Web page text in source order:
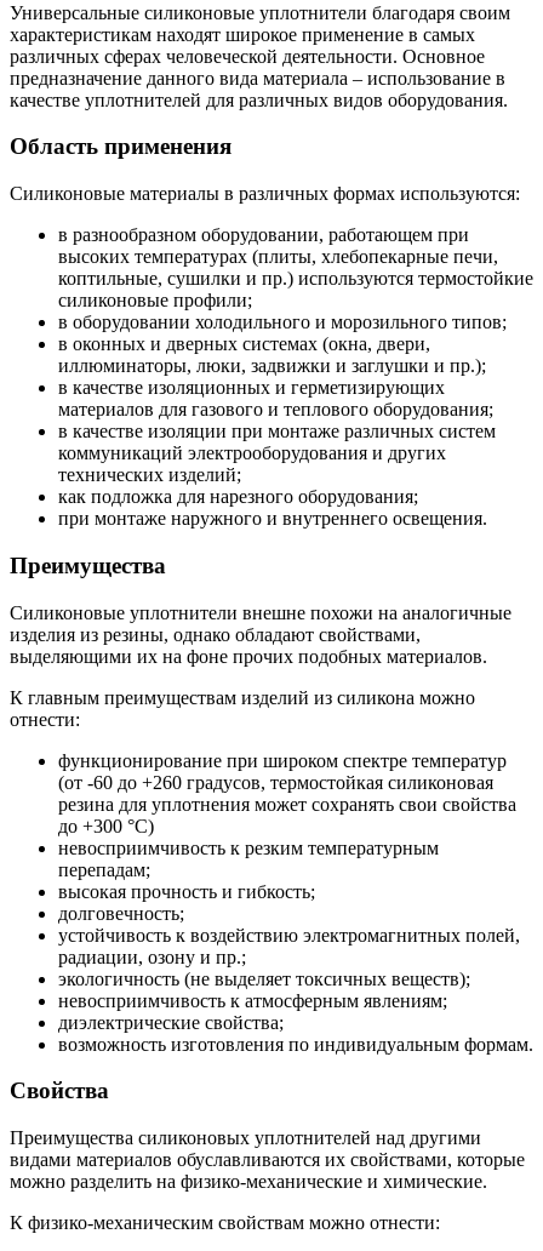
Универсальные силиконовые уплотнители благодаря своим
характеристикам находят широкое применение в самых
различных сферах человеческой деятельности. Основное
предназначение данного вида материала – использование в
качестве уплотнителей для различных видов оборудования.
Область применения
Силиконовые материалы в различных формах используются:
в разнообразном оборудовании, работающем при
высоких температурах (плиты, хлебопекарные печи,
коптильные, сушилки и пр.) используются термостойкие
силиконовые профили;
в оборудовании холодильного и морозильного типов;
в оконных и дверных системах (окна, двери,
иллюминаторы, люки, задвижки и заглушки и пр.);
в качестве изоляционных и герметизирующих
материалов для газового и теплового оборудования;
в качестве изоляции при монтаже различных систем
коммуникаций электрооборудования и других
технических изделий;
как подложка для нарезного оборудования;
при монтаже наружного и внутреннего освещения.
Преимущества
Силиконовые уплотнители внешне похожи на аналогичные
изделия из резины, однако обладают свойствами,
выделяющими их на фоне прочих подобных материалов.
К главным преимуществам изделий из силикона можно
отнести:
функционирование при широком спектре температур
(от -60 до +260 градусов, термостойкая силиконовая
резина для уплотнения может сохранять свои свойства
до +300 °С)
невосприимчивость к резким температурным
перепадам;
высокая прочность и гибкость;
долговечность;
устойчивость к воздействию электромагнитных полей,
радиации, озону и пр.;
экологичность (не выделяет токсичных веществ);
невосприимчивость к атмосферным явлениям;
диэлектрические свойства;
возможность изготовления по индивидуальным формам.
Свойства
Преимущества силиконовых уплотнителей над другими
видами материалов обуславливаются их свойствами, которые
можно разделить на физико-механические и химические.
К физико-механическим свойствам можно отнести: